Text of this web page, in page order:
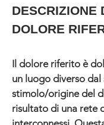
DESCRIZIONE
DOLORE
Il dolore riferito è
un luogo diverso
stimolo/origine del
risultato di una rete